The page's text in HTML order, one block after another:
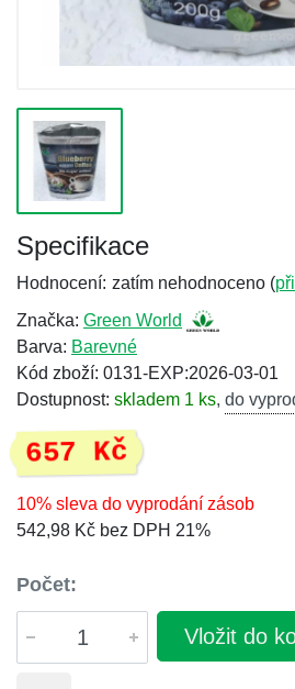
Specifikace
Hodnocení: zatím nehodnoceno (
Značka: Green World
Barva: Barevné
Kód zboží: 0131-EXP:2026-03-01
Dostupnost: skladem 1 ks, do
657 Kč
10% sleva do vyprodání zásob
542,98 Kč bez DPH 21%
Počet:
Vložit do